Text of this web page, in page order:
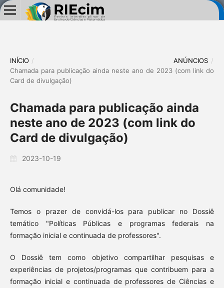
INÍCIO / ANÚNCIOS /
Chamada para publicação ainda neste ano de 2023 (com link do
Card de divulgação)
Chamada para publicação ainda
neste ano de 2023 (com link do
Card de divulgação)
2023-10-19
Olá comunidade!
Temos o prazer de convidá-los para publicar no Dossiê
temático "Políticas Públicas e programas federais na
formação inicial e continuada de professores".
O Dossiê tem como objetivo compartilhar pesquisas e
experiências de projetos/programas que contribuem para a
formação inicial e continuada de professores de Ciências e